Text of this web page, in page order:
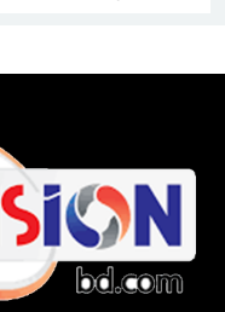
সরকারি
ম্যানেজিং
নির্বাচিত মো.